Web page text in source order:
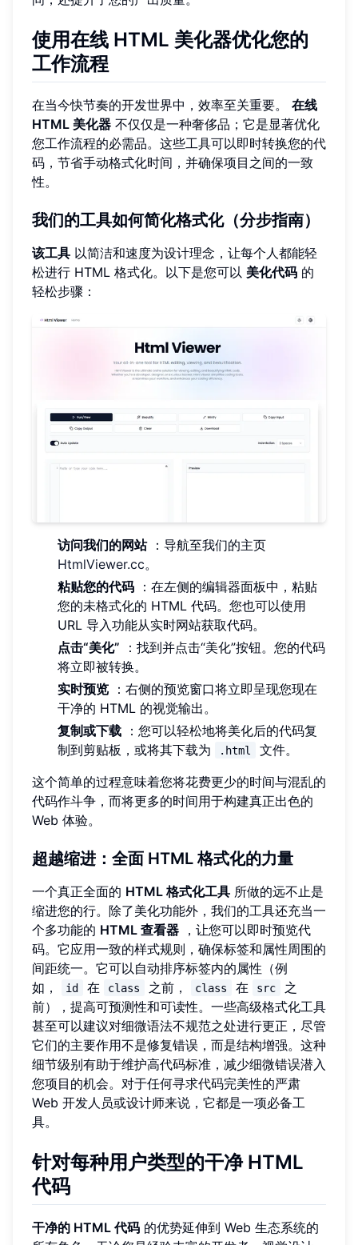
使用在线 HTML 美化器优化您的
工作流程
在当今快节奏的开发世界中，效率至关重要。 在线
HTML 美化器 不仅仅是一种奢侈品；它是显著优化
您工作流程的必需品。这些工具可以即时转换您的代
码，节省手动格式化时间，并确保项目之间的一致
性。
我们的工具如何简化格式化（分步指南）
该工具 以简洁和速度为设计理念，让每个人都能轻
松进行 HTML 格式化。以下是您可以 美化代码 的
轻松步骤：
访问我们的网站：导航至我们的主页
HtmlViewer.cc。
粘贴您的代码 ：在左侧的编辑器面板中，粘贴
您的未格式化的 HTML 代码。您也可以使用
URL 导入功能从实时网站获取代码。
点击“美化” ：找到并点击“美化”按钮。您的代码
将立即被转换。
实时预览 ：右侧的预览窗口将立即呈现您现在
干净的 HTML 的视觉输出。
复制或下载 ：您可以轻松地将美化后的代码复
制到剪贴板，或将其下载为
.html
文件。
这个简单的过程意味着您将花费更少的时间与混乱的
代码作斗争，而将更多的时间用于构建真正出色的
Web 体验。
超越缩进：全面 HTML 格式化的力量
一个真正全面的 HTML 格式化工具 所做的远不止是
缩进您的行。除了美化功能外，我们的工具还充当一
个多功能的 HTML 查看器 ，让您可以即时预览代
码。它应用一致的样式规则，确保标签和属性周围的
间距统一。它可以自动排序标签内的属性（例
如，
id 在 class 之前， class 在 src
之
前），提高可预测性和可读性。一些高级格式化工具
甚至可以建议对细微语法不规范之处进行更正，尽管
它们的主要作用不是修复错误，而是结构增强。这种
细节级别有助于维护高代码标准，减少细微错误潜入
您项目的机会。对于任何寻求代码完美性的严肃
Web 开发人员或设计师来说，它都是一项必备工
具。
针对每种用户类型的干净 HTML
代码
干净的 HTML 代码 的优势延伸到 Web 生态系统的